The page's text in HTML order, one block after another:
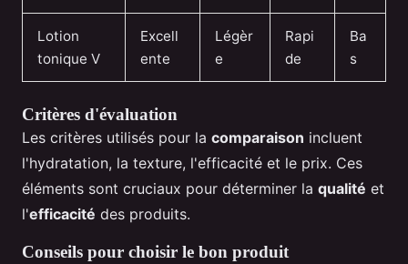
Lotion
tonique V
Excell
ente
Légèr
e
Rapi
de
Ba
s
Critères d'évaluation
Les critères utilisés pour la comparaison incluent
l'hydratation, la texture, l'efficacité et le prix. Ces
éléments sont cruciaux pour déterminer la qualité et
l'efficacité des produits.
Conseils pour choisir le bon produit